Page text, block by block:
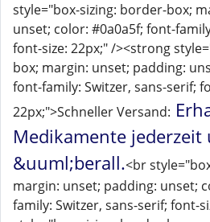
style="box-sizing: border-box;
unset; color: #0a0a5f; font-
font-size: 22px;" /><strong
box; margin: unset; padding:
font-family: Switzer, sans-serif;
22px;">Schneller Versand:
Medikamente jederzeit
&uuml;berall.<br
margin: unset; padding: unset;
family: Switzer, sans-serif; font-